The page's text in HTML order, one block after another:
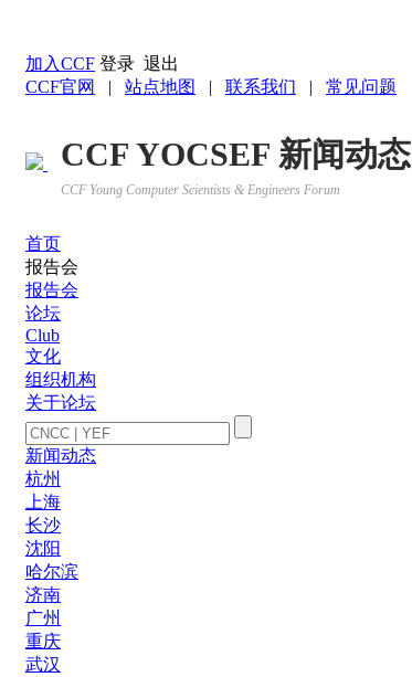
加入CCF 登录 退出
CCF官网
| 站点地图 | 联系我们 | 常见问题
CCF YOCSEF 新闻动态
CCF Young Computer Scientists & Engineers Forum
首页
报告会
报告会
论坛
Club
文化
组织机构
关于论坛
新闻动态
杭州
上海
长沙
沈阳
哈尔滨
济南
广州
重庆
武汉